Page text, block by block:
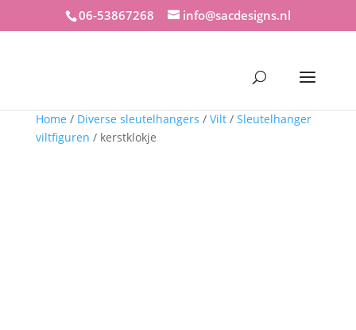
06-53867268 info@sacdesigns.nl
Home / Diverse sleutelhangers / Vilt/ Sleutelhanger
viltfiguren / kerstklokje